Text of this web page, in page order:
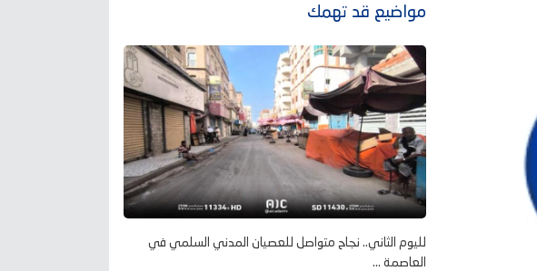
مواضيع قد تهمك
لليوم الثاني.. نجاح متواصل للعصيان المدني السلمي في
العاصمة ...